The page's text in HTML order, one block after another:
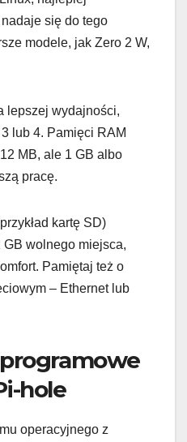
się do tego
modele, jak Zero 2 W,
lepszej wydajności,
lub 4. Pamięci RAM
MB, ale 1 GB albo
pracę.
kartę SD)
wolnego miejsca,
Pamiętaj też o
– Ethernet lub
hole
operacyjnego z